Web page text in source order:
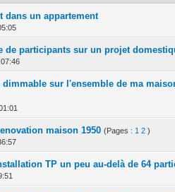
dans un appartement
en moyenne
1 2345
de participants sur un projet
en moyenne
1 23 45
sur l'ensemble de ma
en moyenne
maison 1950 (Pages : 1 2 )
en moyenne
12345
TP un peu au-delà de 64
en moyenne
12345